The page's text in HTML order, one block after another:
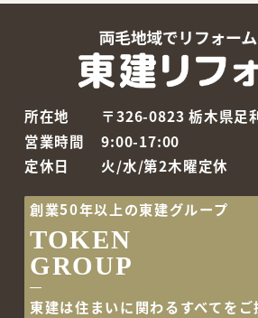
所在地
〒326-0823 栃木県足
営業時間
9:00-17:00
定休日
火/水/第2木曜定休
創業50年以上の東建グループ
TOKEN
GROUP
東建は住まいに関わるすべてをご